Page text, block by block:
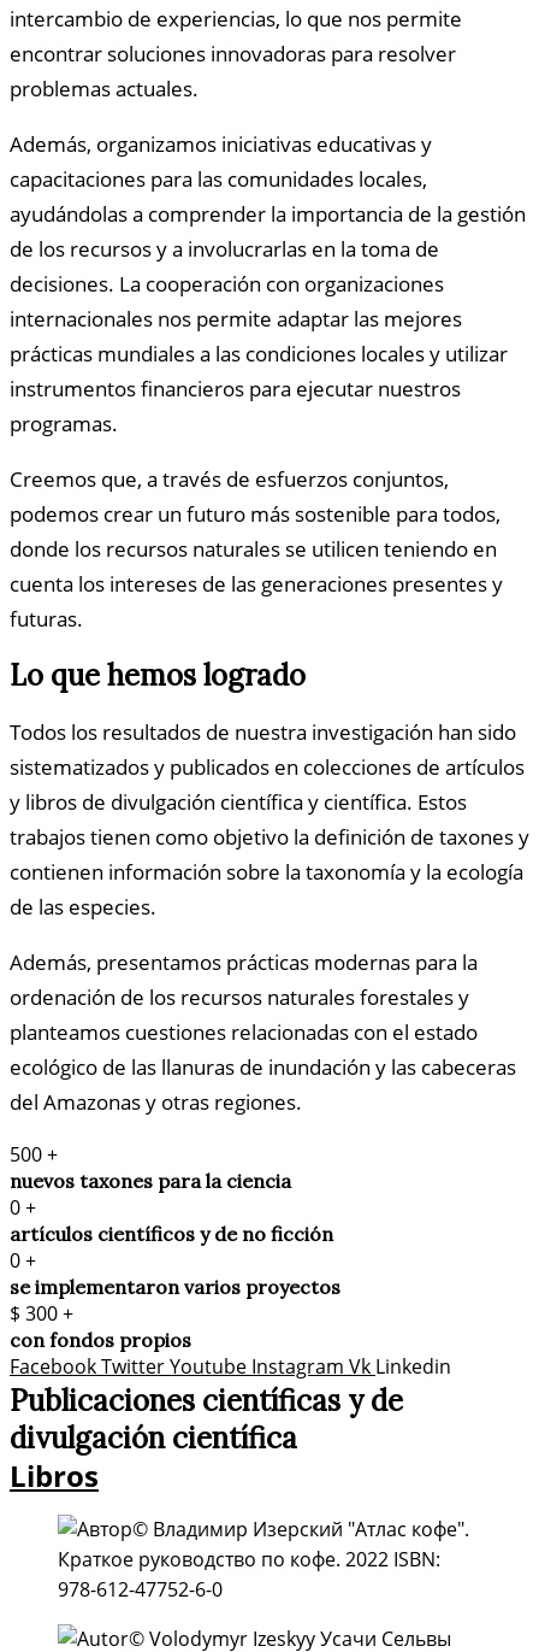
intercambio de experiencias, lo que nos permite
encontrar soluciones innovadoras para resolver
problemas actuales.
Además, organizamos iniciativas educativas y
capacitaciones para las comunidades locales,
ayudándolas a comprender la importancia de la gestión
de los recursos y a involucrarlas en la toma de
decisiones. La cooperación con organizaciones
internacionales nos permite adaptar las mejores
prácticas mundiales a las condiciones locales y utilizar
instrumentos financieros para ejecutar nuestros
programas.
Creemos que, a través de esfuerzos conjuntos,
podemos crear un futuro más sostenible para todos,
donde los recursos naturales se utilicen teniendo en
cuenta los intereses de las generaciones presentes y
futuras.
Lo que hemos logrado
Todos los resultados de nuestra investigación han sido
sistematizados y publicados en colecciones de artículos
y libros de divulgación científica y científica. Estos
trabajos tienen como objetivo la definición de taxones y
contienen información sobre la taxonomía y la ecología
de las especies.
Además, presentamos prácticas modernas para la
ordenación de los recursos naturales forestales y
planteamos cuestiones relacionadas con el estado
ecológico de las llanuras de inundación y las cabeceras
del Amazonas y otras regiones.
500+
nuevos taxones para la ciencia
0+
artículos científicos y de no ficción
0+
se implementaron varios proyectos
$ 300+
con fondos propios
FacebookTwitterYoutube Instagram Vk Linkedin
Publicaciones científicas y de
divulgación científica​
Libros